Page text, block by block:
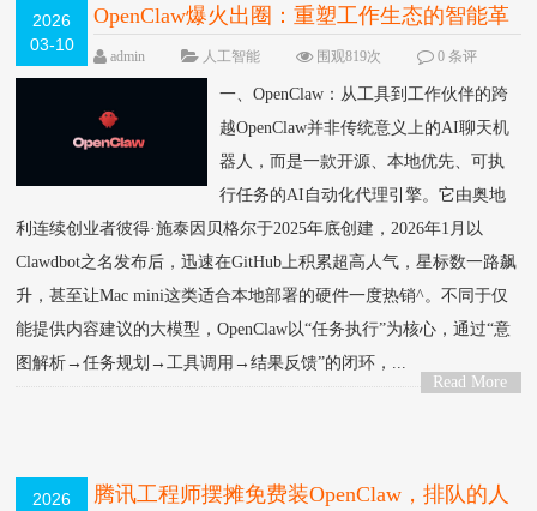
2026
03-10
OpenClaw爆火出圈：重塑工作生态的智能革
命 NEW
admin 人工智能 围观819次
0 条评
论
一、OpenClaw：从工具到工作伙伴的跨
越OpenClaw并非传统意义上的AI聊天机
器人，而是一款开源、本地优先、可执
行任务的AI自动化代理引擎。它由奥地
利连续创业者彼得·施泰因贝格尔于2025年底创建，2026年1月以
Clawdbot之名发布后，迅速在GitHub上积累超高人气，星标数一路飙
升，甚至让Mac mini这类适合本地部署的硬件一度热销^。不同于仅
能提供内容建议的大模型，OpenClaw以“任务执行”为核心，通过“意
图解析→任务规划→工具调用→结果反馈”的闭环，...
Read More
2026
腾讯工程师摆摊免费装OpenClaw，排队的人